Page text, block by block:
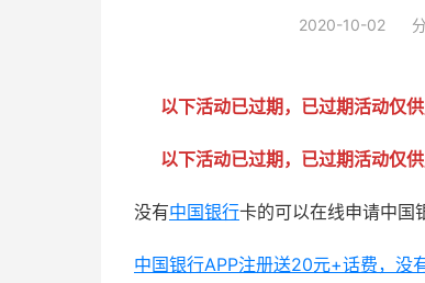
2020-10-02
以下活动已过期，已过期活动仅
以下活动已过期，已过期活动仅
没有中国银行卡的可以在线申请中国
中国银行APP注册送20元+话费，没